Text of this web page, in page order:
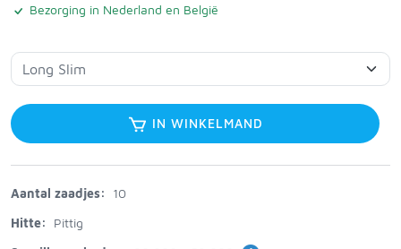
Bezorging in Nederland en België
IN WINKELMAND
Aantal zaadjes:
10
Hitte:
Pittig